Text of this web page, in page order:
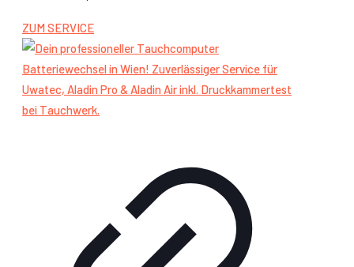
ZUM SERVICE